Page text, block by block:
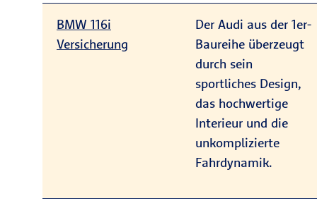
BMW 116i
Versicherung
Der Audi aus der 1er-
Baureihe überzeugt
durch sein
sportliches Design,
das hochwertige
Interieur und die
unkomplizierte
Fahrdynamik.